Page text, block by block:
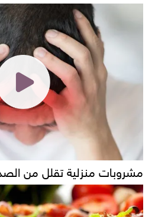
مشروبات منزلية تقلل من